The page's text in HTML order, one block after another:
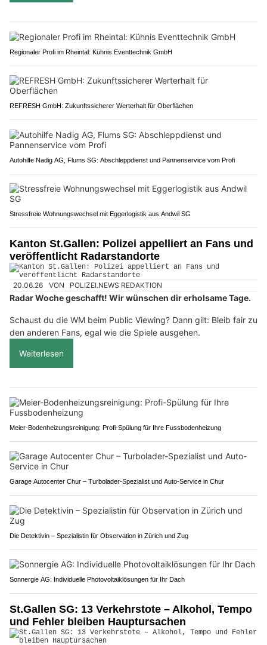
Regionaler Profi im Rheintal: Kühnis Eventtechnik GmbH
REFRESH GmbH: Zukunftssicherer Werterhalt für Oberflächen
Autohilfe Nadig AG, Flums SG: Abschleppdienst und Pannenservice vom Profi
Stressfreie Wohnungswechsel mit Eggerlogistik aus Andwil SG
Kanton St.Gallen: Polizei appelliert an Fans und
veröffentlicht Radarstandorte
20.06.26 VON POLIZEI.NEWS REDAKTION
Radar Woche geschafft! Wir wünschen dir erholsame Tage.
Schaust du die WM beim Public Viewing? Dann gilt: Bleib fair zu
den anderen Fans, egal wie die Spiele ausgehen.
Weiterlesen
Meier-Bodenheizungsreinigung: Profi-Spülung für Ihre Fussbodenheizung
Garage Autocenter Chur – Turbolader-Spezialist und Auto-Service in Chur
Die Detektivin – Spezialistin für Observation in Zürich und Zug
Sonnergie AG: Individuelle Photovoltaiklösungen für Ihr Dach
St.Gallen SG: 13 Verkehrstote – Alkohol, Tempo
und Fehler bleiben Hauptursachen